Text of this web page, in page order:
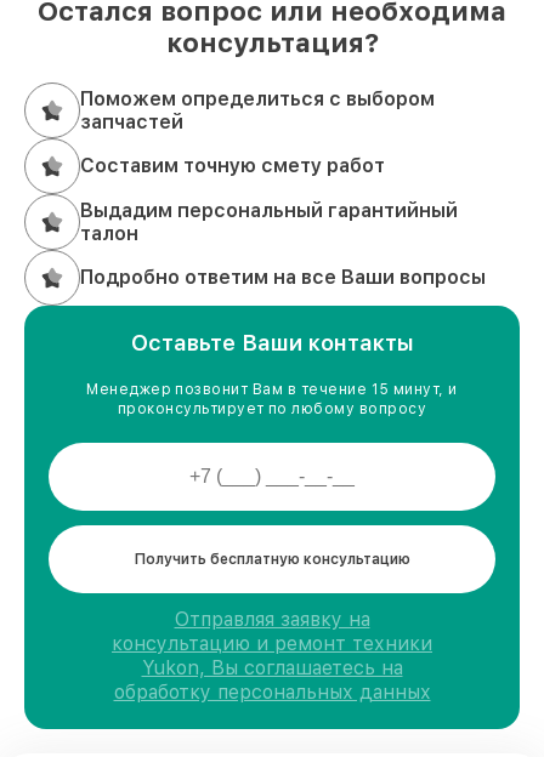
Остался вопрос или необходима
консультация?
Поможем определиться с выбором
запчастей
Составим точную смету работ
Выдадим персональный гарантийный
талон
Подробно ответим на все Ваши вопросы
Оставьте Ваши контакты
Менеджер позвонит Вам в течение 15 минут, и
проконсультирует по любому вопросу
Получить бесплатную консультацию
Отправляя заявку на
консультацию и ремонт техники
Yukon, Вы соглашаетесь на
обработку персональных данных